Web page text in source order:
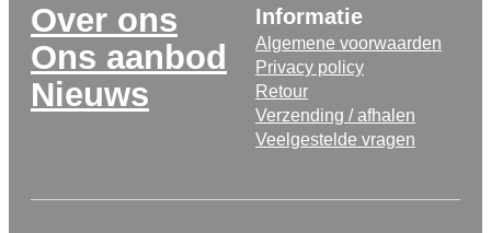
Over ons
Ons aanbod
Nieuws
Informatie
Algemene voorwaarden
Privacy policy
Retour
Verzending / afhalen
Veelgestelde vragen